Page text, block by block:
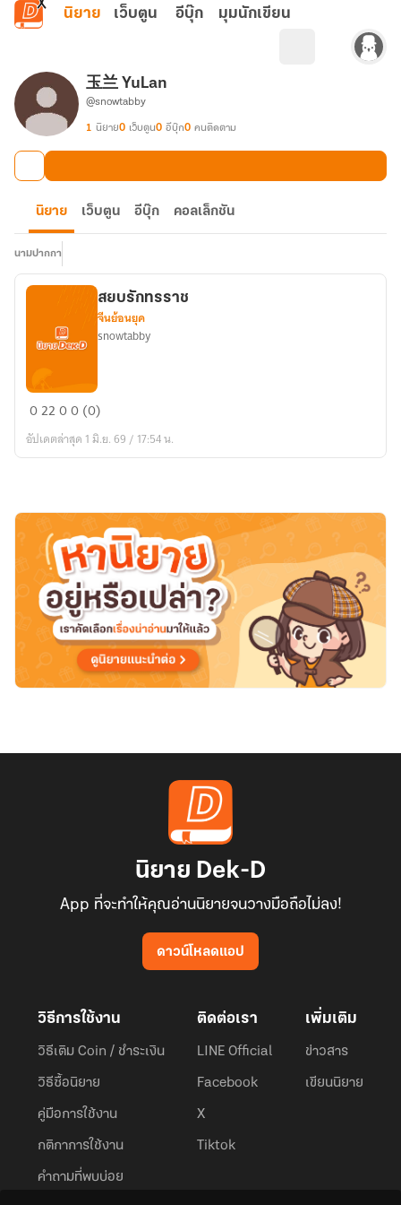
ข้ามไปยังเนื้อหาหลัก
นิยาย เว็บตูน อีบุ๊ก มุมนักเขียน
玉兰 YuLan
@snowtabby
1 นิยาย0 เว็บตูน0 อีบุ๊ก0 คนติดตาม
นิยาย เว็บตูน อีบุ๊ก คอลเล็กชัน
นามปากกา
สยบ
ทรราช
สยบรักทรราช
จีนย้อนยุค
snowtabby
02200 (0)
อัปเดตล่าสุด 1 มิ.ย. 69 / 17:54 น.
นิยาย Dek-D
App ที่จะทำให้คุณอ่านนิยายจนวางมือถือไม่ลง!
ดาวน์โหลดแอป
วิธีการใช้งาน
วิธีเติม Coin / ชำระเงิน
วิธีซื้อนิยาย
คู่มือการใช้งาน
กติกาการใช้งาน
คำถามที่พบบ่อย
ติดต่อเรา
LINE Official
Facebook
X
Tiktok
เพิ่มเติม
ข่าวสาร
เขียนนิยาย